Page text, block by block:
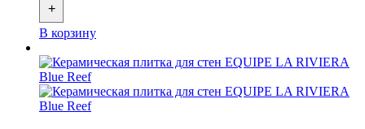
+
В корзину